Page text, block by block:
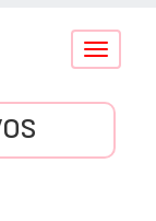
Conmutar